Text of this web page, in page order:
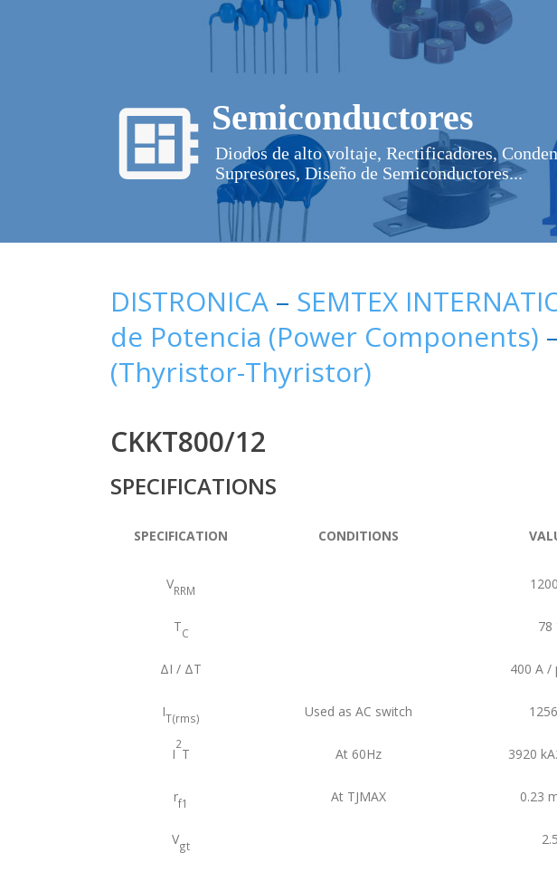
Semiconductores
Diodos de alto voltaje, Rectificadores,
Supresores, Diseño de Semiconductores...
DISTRONICA – SEMTEX
de Potencia (Power Components)
(Thyristor-Thyristor)
CKKT800/12
SPECIFICATIONS
SPECIFICATION CONDITIONS
VRRM 1200
TC 78
ΔI / ΔT 400 A /
IT(rms) Used as AC switch 1256
I
2
T At 60Hz 3920
rf1 At TJMAX 0.23
Vgt 2.5